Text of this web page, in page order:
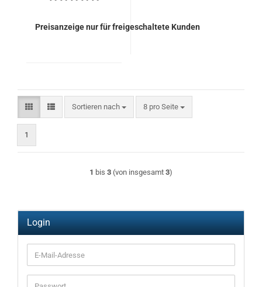
Preisanzeige nur für freigeschaltete Kunden
Sortieren nach
Sortieren nach 8 pro Seite
pro Seite
1
1 bis 3 (von insgesamt 3)
Login
E-
Mail-
Adresse
Passwort